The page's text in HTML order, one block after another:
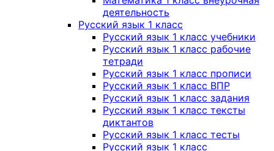
деятельность
Русский язык 1 класс
Русский язык 1 класс учебники
Русский язык 1 класс рабочие
тетради
Русский язык 1 класс прописи
Русский язык 1 класс ВПР
Русский язык 1 класс задания
Русский язык 1 класс тексты
диктантов
Русский язык 1 класс тесты
Русский язык 1 класс